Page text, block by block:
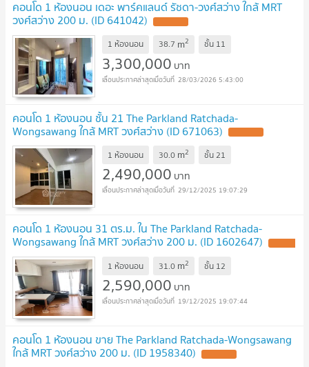
คอนโด 1 ห้องนอน เดอะ พาร์คแลนด์ รัชดา-วงศ์สว่าง ใกล้ MRT
วงศ์สว่าง 200 ม. (ID 641042)
1 ห้องนอน 38.7 m2 ชั้น 11
3,300,000 บาท
28/03/2026 5:43:00
คอนโด 1 ห้องนอน ชั้น 21 The Parkland Ratchada-
Wongsawang ใกล้ MRT วงศ์สว่าง (ID 671063)
1 ห้องนอน 30.0 m2 ชั้น21
2,490,000 บาท
29/12/2025 19:07:29
คอนโด 1 ห้องนอน 31 ตร.ม. ใน The Parkland Ratchada-
Wongsawang ใกล้ MRT วงศ์สว่าง 200 ม. (ID 1602647)
!
1 ห้องนอน 31.0 m2 ชั้น 12
2,590,000 บาท
19/12/2025 19:07:44
คอนโด 1 ห้องนอน ขาย The Parkland Ratchada-Wongsawang
ใกล้ MRT วงศ์สว่าง 200 ม. (ID 1958340)